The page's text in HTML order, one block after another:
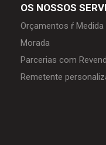
OS NOSSOS
Orçamentos ŕ Medida
Morada
Parcerias com
Remetente